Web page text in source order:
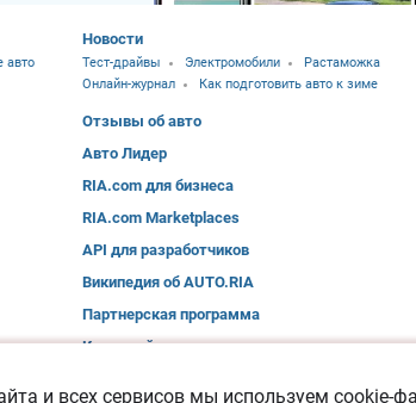
авто
Новости
Тест-драйвы Электромобили
Растаможка
Онлайн-журнал
Как подготовить авто к зиме
Отзывы об авто
Авто Лидер
RIA.com для бизнеса
RIA.com Marketplaces
API для разработчиков
Википедия об AUTO.RIA
Партнерская программа
Карта сайта
и всех сервисов мы используем cookie-